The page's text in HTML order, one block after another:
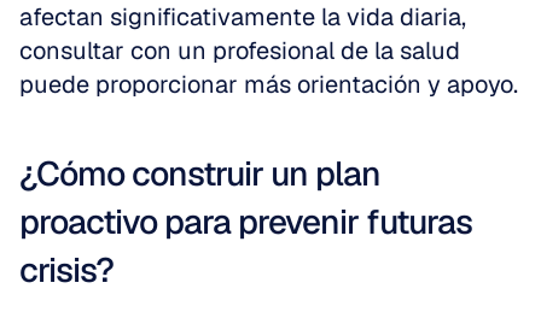
afectan significativamente la vida diaria,
consultar con un profesional de la salud
puede proporcionar más orientación y apoyo.
¿Cómo construir un plan
proactivo para prevenir futuras
crisis?